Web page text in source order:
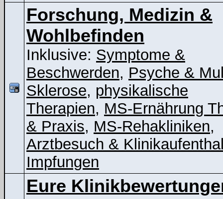
Forschung, Medizin &
Wohlbefinden
Inklusive: Symptome &
Beschwerden, Psyche &
Sklerose, physikalische
Therapien, MS-Ernährung
& Praxis, MS-Rehakliniken,
Arztbesuch &
Impfungen
Eure